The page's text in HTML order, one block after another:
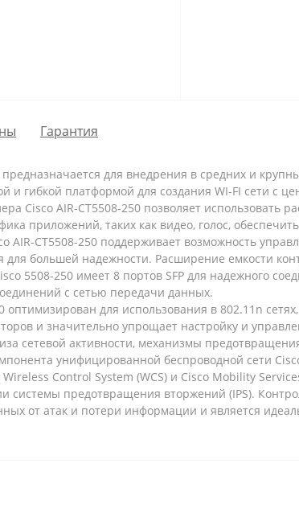
Гарантия
для внедрения в средних и
и гибкой платформой для создания WI-FI сети с
Cisco AIR-CT5508-250 позволяет
приложений, таких как видео, голос,
AIR-CT5508-250 поддерживает возможность
для большей надежности. Расширение емкости
5508-250 имеет 8 портов SFP для надежного
с сетью передачи данных.
оптимизирован для использования в 802.11n
и значительно упрощает настройку и
сетевой активности, механизмы
унифицированной беспроводной сети
Control System (WCS) и Cisco Mobility
системы предотвращения вторжений (IPS).
от атак и потери информации и является